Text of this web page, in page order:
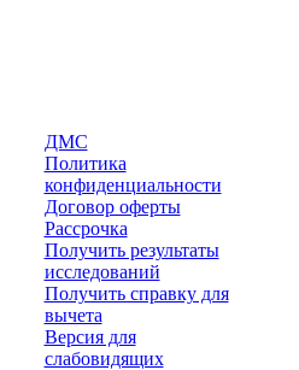
ДМС
Политика
конфиденциальности
Договор оферты
Рассрочка
Получить результаты
исследований
Получить справку для
вычета
Версия для
слабовидящих